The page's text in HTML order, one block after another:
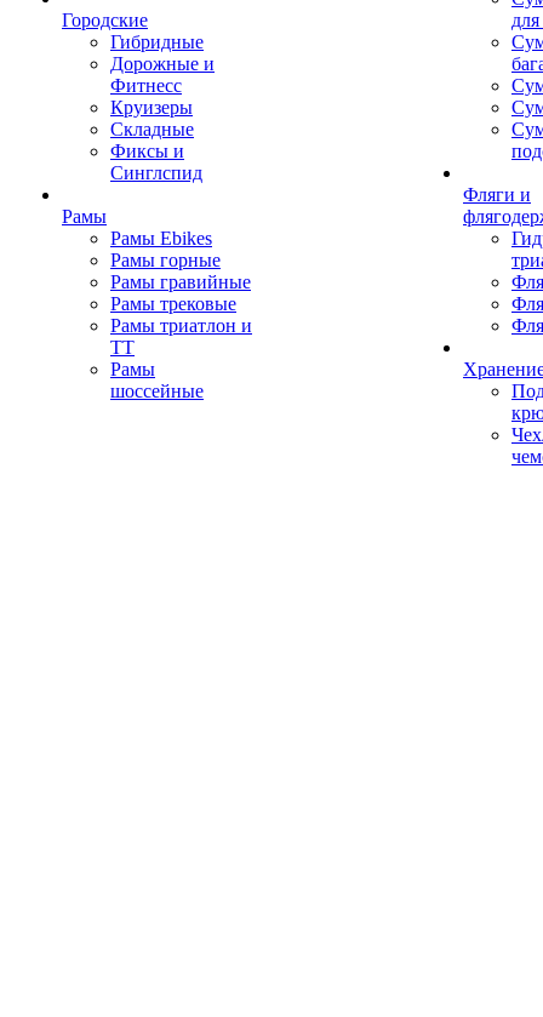
Городские
Гибридные
Дорожные и
Фитнесс
Круизеры
Складные
Фиксы и
Синглспид
Рамы
Рамы Ebikes
Рамы горные
Рамы гравийные
Рамы трековые
Рамы триатлон и
ТТ
Рамы
шоссейные
Фляги и